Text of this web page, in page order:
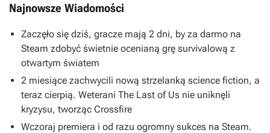
Najnowsze Wiadomości
Zaczęło się dziś, gracze mają 2 dni, by za darmo na
Steam zdobyć świetnie ocenianą grę survivalową z
otwartym światem
2 miesiące zachwycili nową strzelanką science fiction, a
teraz cierpią. Weterani The Last of Us nie uniknęli
kryzysu, tworząc Crossfire
Wczoraj premiera i od razu ogromny sukces na Steam.